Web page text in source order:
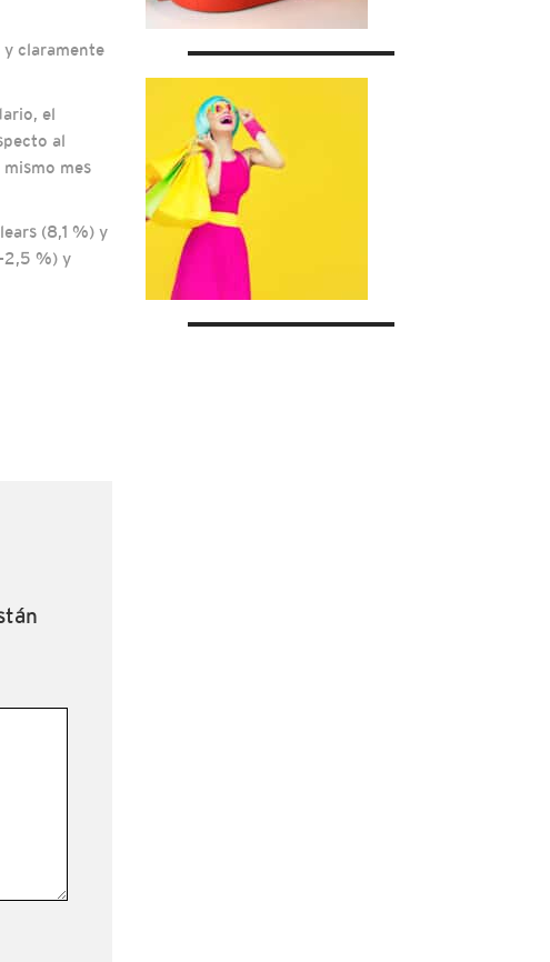
claramente
el
al
mes
(8,1 %) y
%) y